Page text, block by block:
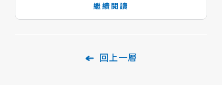
繼續閱讀
回上一層